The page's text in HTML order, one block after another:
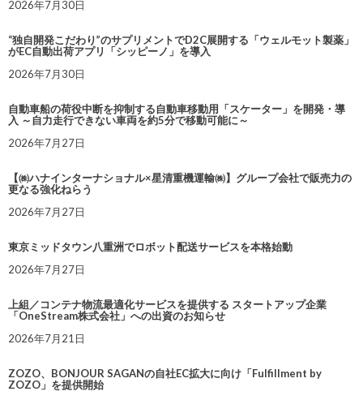
2026年7月30日
“独自開発こだわり”のサプリメントでD2C展開する「ウェルモット製薬」
がEC自動出荷アプリ「シッピーノ」を導入
2026年7月30日
自動車船の荷役中断を抑制する自動車移動用「スケーター」を開発・導
入 ～自力走行できない車両を約5分で移動可能に～
2026年7月27日
【㈱ハナインターナショナル×星清重機運輸㈱】グループ会社で販売力の
更なる強化ねらう
2026年7月27日
東京ミッドタウン八重洲でロボット配送サービスを本格始動
2026年7月27日
上組／コンテナ物流最適化サービスを提供する スタートアップ企業
「OneStream株式会社」への出資のお知らせ
2026年7月21日
ZOZO、BONJOUR SAGANの自社EC拡大に向け「Fulfillment by
ZOZO」を提供開始